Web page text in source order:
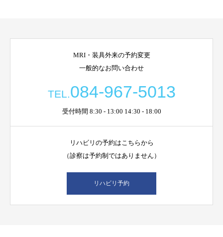
MRI・装具外来の予約変更
一般的なお問い合わせ
TEL.084-967-5013
受付時間 8:30 - 13:00 14:30 - 18:00
リハビリの予約はこちらから
（診察は予約制ではありません）
リハビリ予約